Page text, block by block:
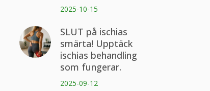
2025-10-15
SLUT på ischias
smärta! Upptäck
ischias behandling
som fungerar.
2025-09-12